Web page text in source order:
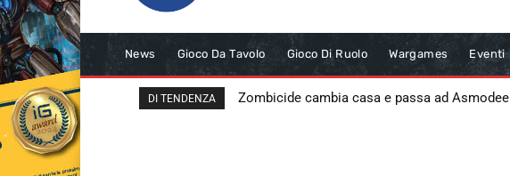
News Gioco Da Tavolo Gioco Di Ruolo Wargames Eventi
DI TENDENZA Zombicide cambia casa e passa ad Asmodee